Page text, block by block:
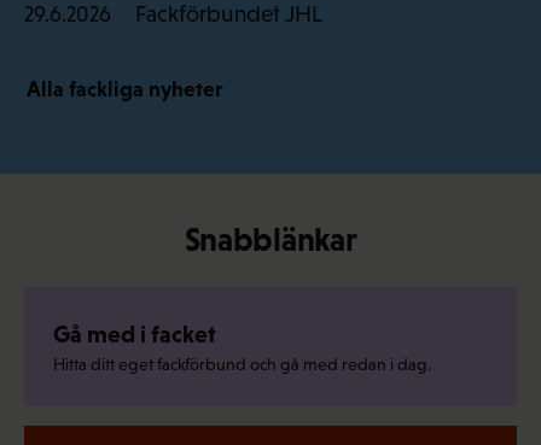
29.6.2026 Fackförbundet JHL
Alla fackliga nyheter
Snabblänkar
Gå med i facket
Hitta ditt eget fackförbund och gå med redan i dag.